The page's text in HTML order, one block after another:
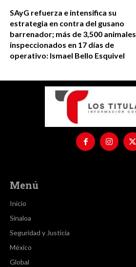
SAyG refuerza e intensifica su
estrategia en contra del gusano
barrenador; más de 3,500 animales
inspeccionados en 17 días de
operativo: Ismael Bello Esquivel
Menú
Inicio
Sinaloa
Seguridad y Justicia
México
Global